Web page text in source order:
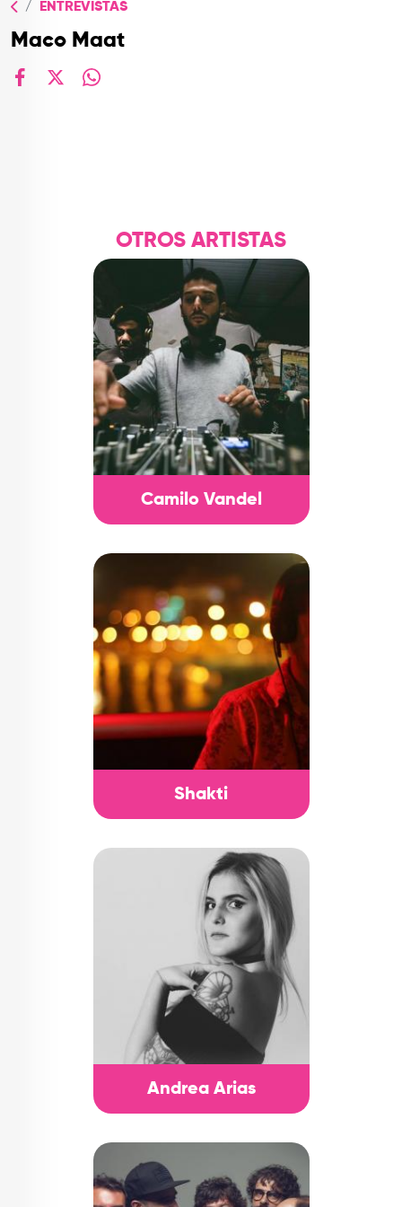
TOP
QUIÉNES SOMOS
CONTACTO
ENTREVISTAS
Maco Maat
OTROS ARTISTAS
Camilo Vandel
Shakti
Andrea Arias